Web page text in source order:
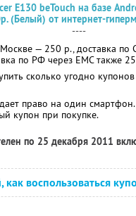
E130 beTouch на базе
(Белый) от интернет-
----
— 250 р., доставка по
по РФ через ЕМС также
сколько угодно
право на один
купон при покупке.
по 25 декабря 2011
как воспользоваться